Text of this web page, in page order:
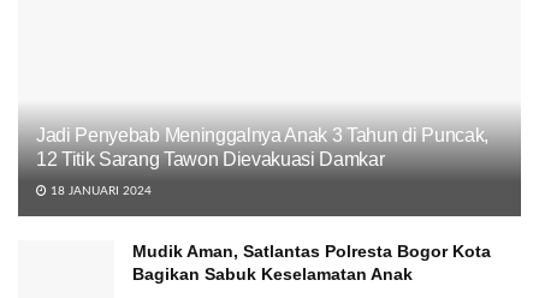
Jadi Penyebab Meninggalnya Anak 3 Tahun di Puncak,
12 Titik Sarang Tawon Dievakuasi Damkar
18 JANUARI 2024
Mudik Aman, Satlantas Polresta Bogor Kota
Bagikan Sabuk Keselamatan Anak